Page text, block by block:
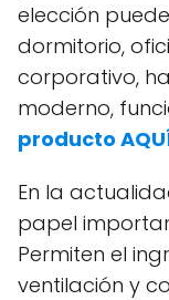
elección
dormitorio,
corporativo,
moderno,
producto
En la
papel
Permiten el
ventilación y